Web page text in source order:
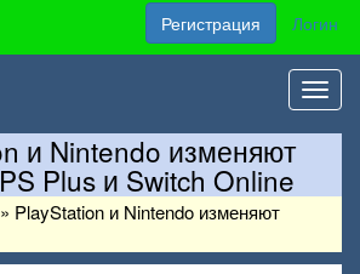
Регистрация Логин
и Nintendo изменяют
Plus и Switch Online
» PlayStation и Nintendo изменяют